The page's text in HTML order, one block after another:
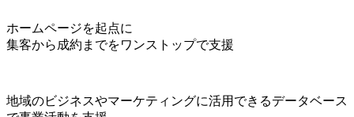
ホームページを起点に
集客から成約までをワンストップで支援
地域のビジネスやマーケティングに活用できるデータベース